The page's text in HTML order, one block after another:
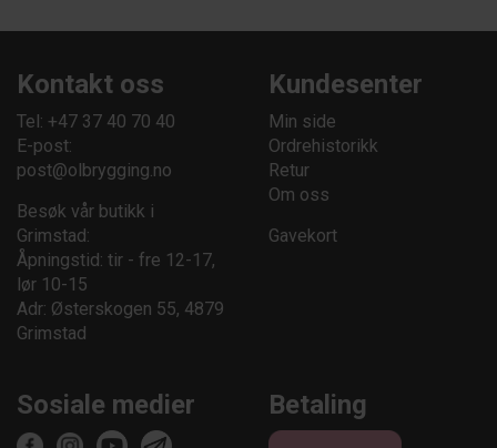
Kontakt oss
Tel: +47 37 40 70 40
E-post:
post@olbrygging.no
Besøk vår butikk i
Grimstad:
Åpningstid: tir - fre 12-17,
lør 10-15
Adr: Østerskogen 55, 4879
Grimstad
Kundesenter
Min side
Ordrehistorikk
Retur
Om oss
Gavekort
Sosiale medier Betaling